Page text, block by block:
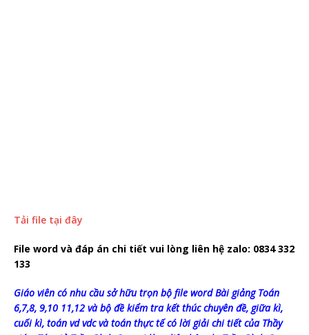
Tải file tại đây
File word và đáp án chi tiết vui lòng liên hệ zalo: 0834 332
133
Giáo viên có nhu cầu sở hữu trọn bộ file word Bài giảng Toán
6,7,8, 9,10 11,12 và bộ đề kiểm tra kết thúc chuyên đề, giữa kì,
cuối kì, toán vd vdc và toán thực tế có lời giải chi tiết của Thầy